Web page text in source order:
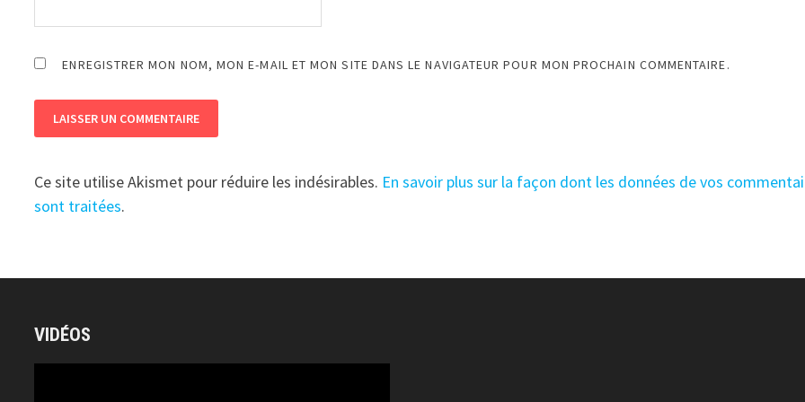
ENREGISTRER MON NOM, MON E-MAIL ET MON SITE DANS LE NAVIGATEUR POUR MON PROCHAIN COMMENTAIRE.
Ce site utilise Akismet pour réduire les indésirables. En savoir plus sur la façon dont les données de vos
sont traitées.
VIDÉOS